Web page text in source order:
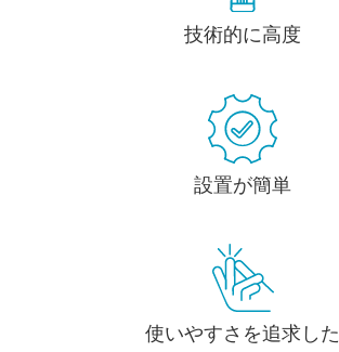
技術的に高度
設置が簡単
使いやすさを追求した